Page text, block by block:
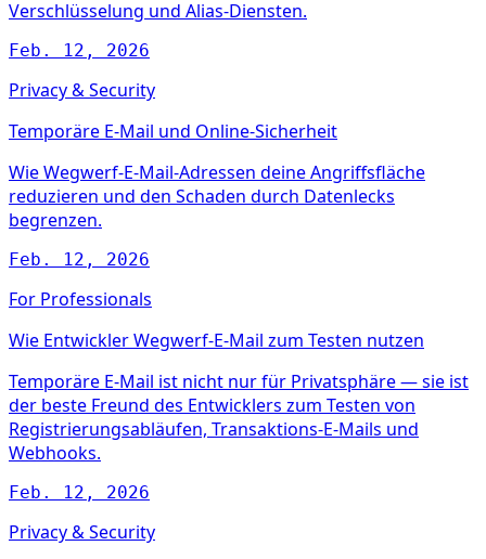
Verschlüsselung und Alias-Diensten.
Feb. 12, 2026
Privacy & Security
Temporäre E-Mail und Online-Sicherheit
Wie Wegwerf-E-Mail-Adressen deine Angriffsfläche
reduzieren und den Schaden durch Datenlecks
begrenzen.
Feb. 12, 2026
For Professionals
Wie Entwickler Wegwerf-E-Mail zum Testen nutzen
Temporäre E-Mail ist nicht nur für Privatsphäre — sie ist
der beste Freund des Entwicklers zum Testen von
Registrierungsabläufen, Transaktions-E-Mails und
Webhooks.
Feb. 12, 2026
Privacy & Security